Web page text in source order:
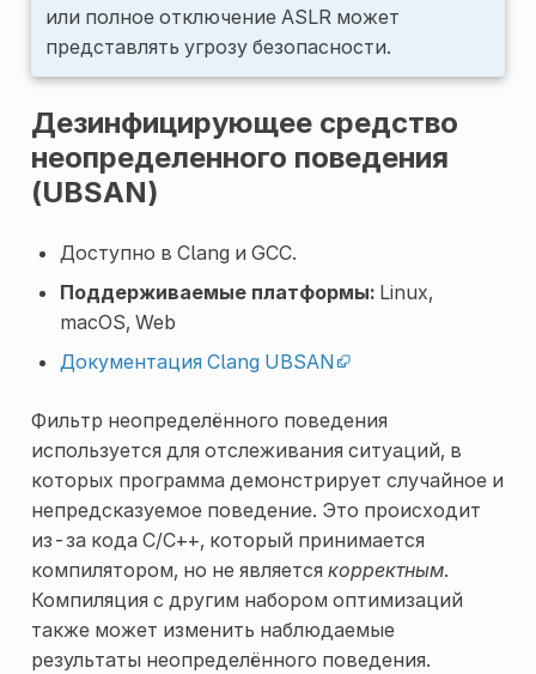
или полное отключение ASLR может
представлять угрозу безопасности.
Дезинфицирующее средство
неопределенного поведения
(UBSAN)
Доступно в Clang и GCC.
Поддерживаемые платформы:Linux,
macOS, Web
Документация Clang UBSAN
Фильтр неопределённого поведения
используется для отслеживания ситуаций, в
которых программа демонстрирует случайное и
непредсказуемое поведение. Это происходит
из-за кода C/C++, который принимается
компилятором, но не является корректным.
Компиляция с другим набором оптимизаций
также может изменить наблюдаемые
результаты неопределённого поведения.